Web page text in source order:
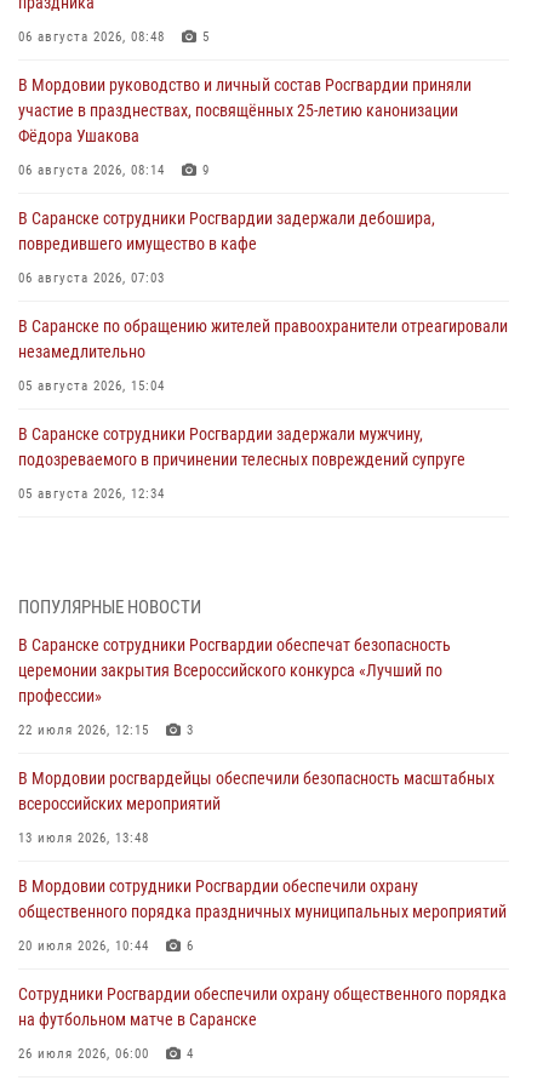
06 августа 2026, 08:48 5
В Мордовии руководство и личный состав Росгвардии приняли
участие в празднествах, посвящённых 25-летию канонизации
Фёдора Ушакова
06 августа 2026, 08:14 9
В Саранске сотрудники Росгвардии задержали дебошира,
повредившего имущество в кафе
06 августа 2026, 07:03
В Саранске по обращению жителей правоохранители отреагировали
незамедлительно
05 августа 2026, 15:04
В Саранске сотрудники Росгвардии задержали мужчину,
подозреваемого в причинении телесных повреждений супруге
05 августа 2026, 12:34
05 августа 2026, 09:04 4
Помощь из Мордовии защитникам Отечества: центр лицензионно-
разрешительной работы передал очередную партию вооружения в
зону СВО
04 августа 2026, 11:13
Сотрудники Росгвардии Мордовии стали призерами
республиканских соревнований по служебному шестиборью
04 августа 2026, 08:27
В Саранске росгвардейцы пресекли нарушение правопорядка:
«отдых» на лавочке закончился в отделе полиции
04 августа 2026, 07:06
В Саранске сотрудники Росгвардии задержали гражданина за
нанесение побоев
03 августа 2026, 08:58
ПОПУЛЯРНЫЕ НОВОСТИ
В Саранске сотрудники Росгвардии обеспечат безопасность
церемонии закрытия Всероссийского конкурса «Лучший по
профессии»
22 июля 2026, 12:15 3
В Мордовии росгвардейцы обеспечили безопасность масштабных
всероссийских мероприятий
13 июля 2026, 13:48
В Мордовии сотрудники Росгвардии обеспечили охрану
общественного порядка праздничных муниципальных мероприятий
20 июля 2026, 10:44 6
Сотрудники Росгвардии обеспечили охрану общественного порядка
на футбольном матче в Саранске
26 июля 2026, 06:00 4